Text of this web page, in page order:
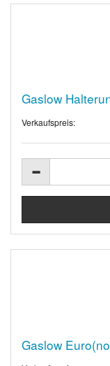
Gaslow
Verkaufspreis:
Gaslow